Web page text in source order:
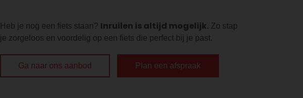
Heb je nog een fiets staan? Inruilen is altijd mogelijk. Zo stap
je zorgeloos en voordelig op een fiets die perfect bij je past.
Ga naar ons aanbod Plan een afspraak